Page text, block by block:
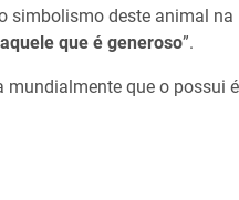
simbolismo deste animal na
aquele que é generoso”.
que o possui